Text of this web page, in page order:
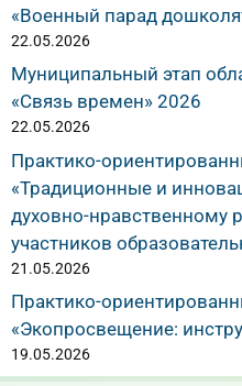
«Военный парад
22.05.2026
Муниципальный этап
«Связь времен» 2026
22.05.2026
Практико-
«Традиционные и
духовно-нравственному
участников
21.05.2026
Практико-
«Экопросвещение:
19.05.2026